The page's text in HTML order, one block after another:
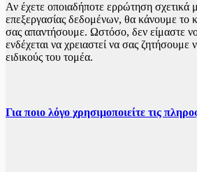
Αν έχετε οποιαδήποτε ερρώτηση σχετικά
επεξεργασίας δεδομένων, θα κάνουμε το
σας απαντήσουμε. Ωστόσο, δεν είμαστε
ενδέχεται να χρειαστεί να σας ζητήσουμε
ειδικούς του τομέα.
Για ποιο λόγο χρησιμοποιείτε τις